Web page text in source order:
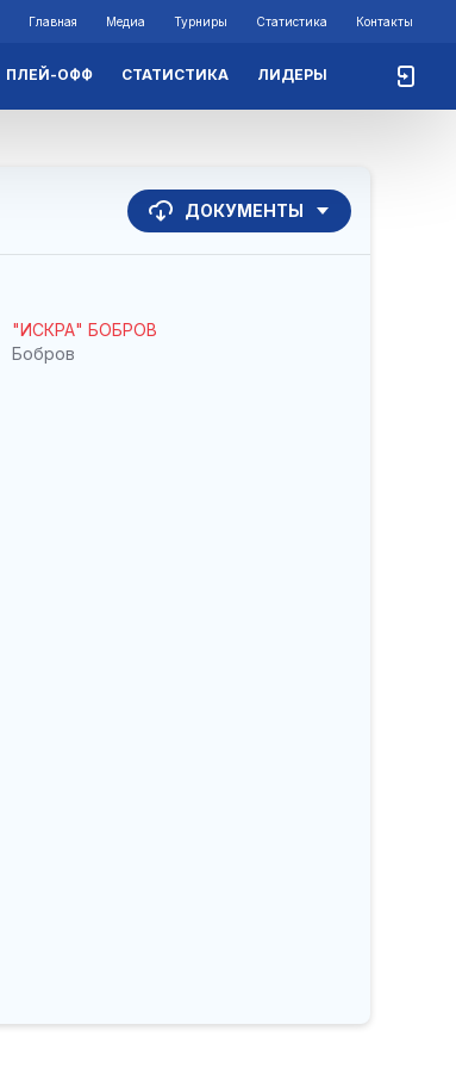
Главная Медиа Турниры Статистика Контакты
ПЛЕЙ-ОФФ СТАТИСТИКА ЛИДЕРЫ
ДОКУМЕНТЫ
"ИСКРА" БОБРОВ
Бобров